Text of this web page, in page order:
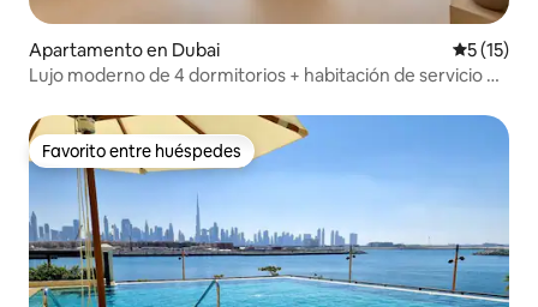
Apartamento en Dubai
5 (15)
Lujo moderno de 4 dormitorios + habitación de servicio en
Favorito entre huéspedes
Favorito entre huéspedes